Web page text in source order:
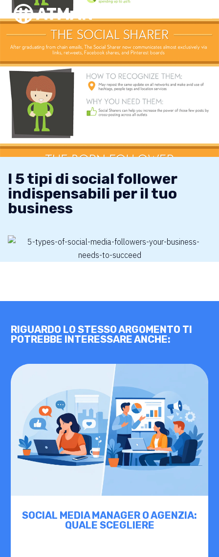
I 5 tipi di social follower
indispensabili per il tuo
business
RIGUARDO LO STESSO ARGOMENTO TI
POTREBBE INTERESSARE ANCHE:
SOCIAL MEDIA MANAGER O AGENZIA:
QUALE SCEGLIERE